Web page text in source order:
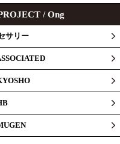
/ Ong
サリー